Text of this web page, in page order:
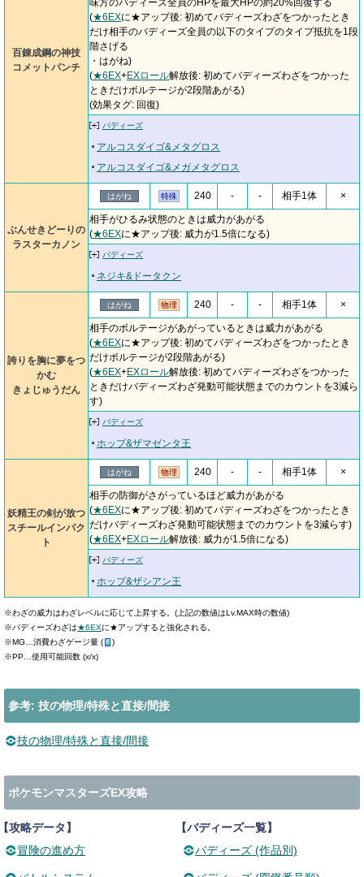
百錬成鋼の神技
コメットパンチ
味方のバディーズ全員のHPを最大HPの約20%回復する
(★6EXに★アップ後: 初めてバディーズわざをつかったとき
だけ相手のバディーズ全員の以下のタイプのタイプ抵抗を1段
階さげる
・はがね)
(★6EX+EXロール解放後: 初めてバディーズわざをつかった
ときだけボルテージが2段階あがる)
(効果タグ: 回復)
バディーズ
アルコスダイゴ&メタグロス
アルコスダイゴ&メガメタグロス
ぶんせきどーりの
ラスターカノン
はがね 特殊 240 - - 相手1体 ×
相手がひるみ状態のときは威力があがる
(★6EXに★アップ後: 威力が1.5倍になる)
バディーズ
ネジキ&ドータクン
誇りを胸に夢をつ
かむ
きょじゅうだん
はがね 物理 240 - - 相手1体 ×
相手のボルテージがあがっているときは威力があがる
(★6EXに★アップ後: 初めてバディーズわざをつかったとき
だけボルテージが2段階あがる)
(★6EX+EXロール解放後: 初めてバディーズわざをつかった
ときだけバディーズわざ発動可能状態までのカウントを3減ら
す)
バディーズ
ホップ&ザマゼンタ王
妖精王の剣が放つ
スチールインパク
ト
はがね 物理 240 - - 相手1体 ×
相手の防御がさがっているほど威力があがる
(★6EXに★アップ後: 初めてバディーズわざをつかったとき
だけバディーズわざ発動可能状態までのカウントを3減らす)
(★6EX+EXロール解放後: 威力が1.5倍になる)
バディーズ
ホップ&ザシアン王
※わざの威力はわざレベルに応じて上昇する。(上記の数値はLv.MAX時の数値)
※バディーズわざは★6EXに★アップすると強化される。
※MG…消費わざゲージ量 (
)
※PP…使用可能回数 (x/x)
参考: 技の物理/特殊と直接/間接
技の物理/特殊と直接/間接
ポケモンマスターズEX攻略
攻略データ】
冒険の進め方
【バディーズ一覧】
バディーズ (作品別)